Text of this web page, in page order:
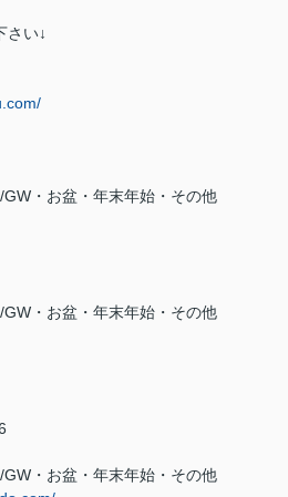
さい↓
GW ・お盆・年末年始・その他
GW ・お盆・年末年始・その他
GW ・お盆・年末年始・その他